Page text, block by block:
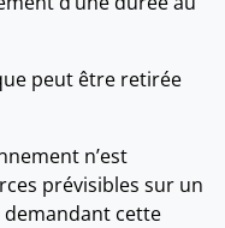
peut être retirée
n’est
prévisibles sur un
demandant cette